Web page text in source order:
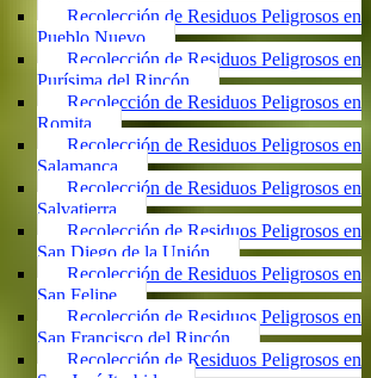
Recolección de Residuos Peligrosos en
Pueblo Nuevo
Recolección de Residuos Peligrosos en
Purísima del Rincón
Recolección de Residuos Peligrosos en
Romita
Recolección de Residuos Peligrosos en
Salamanca
Recolección de Residuos Peligrosos en
Salvatierra
Recolección de Residuos Peligrosos en
San Diego de la Unión
Recolección de Residuos Peligrosos en
San Felipe
Recolección de Residuos Peligrosos en
San Francisco del Rincón
Recolección de Residuos Peligrosos en